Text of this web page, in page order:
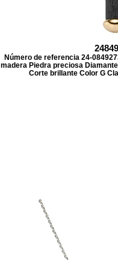
Número de referencia 24-
madera Piedra preciosa
Corte brillante Color G